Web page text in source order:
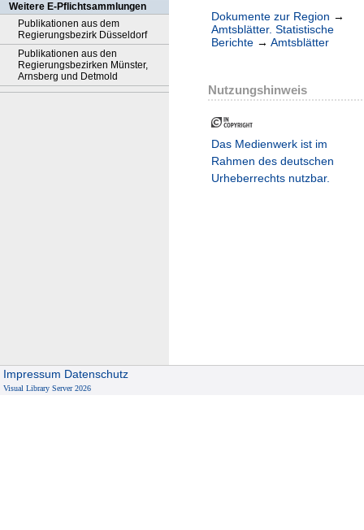
Weitere E-Pflichtsammlungen
Publikationen aus dem
Regierungsbezirk Düsseldorf
Publikationen aus den
Regierungsbezirken Münster,
Arnsberg und Detmold
Dokumente zur Region →
Amtsblätter. Statistische
Berichte → Amtsblätter
Nutzungshinweis
Das Medienwerk ist im
Rahmen des deutschen
Urheberrechts nutzbar.
Impressum Datenschutz
Visual Library Server 2026